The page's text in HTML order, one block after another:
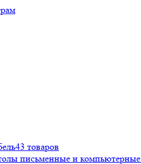
43 товаров
пиcьменные и компьютерные